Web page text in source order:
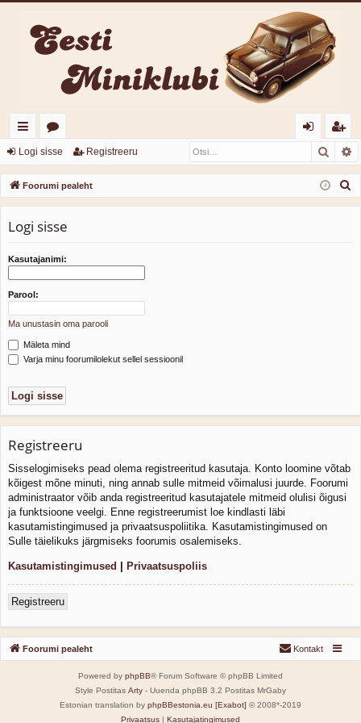
iirl
in
gi
d
o
or
u
mi
i
sis
eg
ist
re
Logi sisse Registreeru Otsi
Foorumi pealeht
Logi sisse
Kasutajanimi:
Parool:
Ma unustasin oma parooli
Mäleta mind
Varja minu foorumilolekut sellel sessioonil
Registreeru
Sisselogimiseks pead olema registreeritud kasutaja. Konto loomine võtab
kõigest mõne minuti, ning annab sulle mitmeid võimalusi juurde. Foorumi
administraator võib anda registreeritud kasutajatele mitmeid olulisi õigusi
ja funktsioone veelgi. Enne registreerumist loe kindlasti läbi
kasutamistingimused ja privaatsuspoliitika. Kasutamistingimused on
Sulle täielikuks järgmiseks foorumis osalemiseks.
Kasutamistingimused | Privaatsuspoliis
Registreeru
Foorumi pealeht Kontakt
Powered by phpBB® Forum Software © phpBB Limited
Style Postitas Arty - Uuenda phpBB 3.2 Postitas MrGaby
Estonian translation by phpBBestonia.eu [Exabot] © 2008*-2019
Privaatsus | Kasutajatingimused